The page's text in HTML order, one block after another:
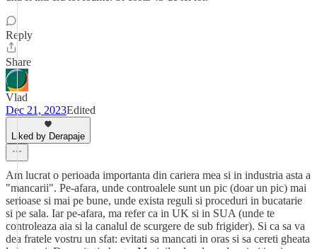
Reply
Share
Vlad
Dec 21, 2023Edited
Liked by Derapaje
Am lucrat o perioada importanta din cariera mea si in industria asta a
"mancarii". Pe-afara, unde controalele sunt un pic (doar un pic) mai
serioase si mai pe bune, unde exista reguli si proceduri in bucatarie
si pe sala. Iar pe-afara, ma refer ca in UK si in SUA (unde te
controleaza aia si la canalul de scurgere de sub frigider). Si ca sa va
dea fratele vostru un sfat: evitati sa mancati in oras si sa cereti gheata